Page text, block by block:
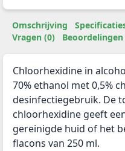
Omschrijving
Vragen (0)
Beoordelingen
Chloorhexidine in
70% ethanol met 0,5%
desinfectiegebruik. De
chloorhexidine geeft
gereinigde huid of het
flacons van 250 ml.